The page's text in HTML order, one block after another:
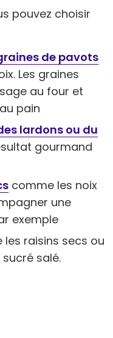
pouvez choisir
de pavots
Les graines
au four et
pain
lardons ou du
gourmand
comme les noix
une
exemple
raisins secs ou
salé.